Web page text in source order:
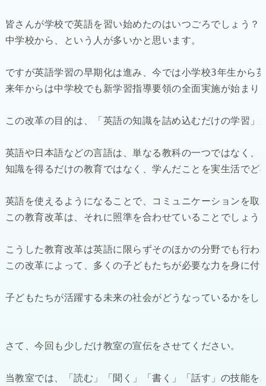
皆さんが学校で英語を習い始めたのはいつごろでしょう？
中学校から、という人が多いかと思います。
ですが英語学習の早期化は進み、今では小学校3年生から
来年からは中学校でも新学習指導要領の全面実施が始ま
この改革の目的は、「英語の知識を詰め込むだけの学習
英語や日本語などの言語は、単なる教科の一つではなく
知識を得るだけの教育ではなく、学んだことを実生活で
英語を使えるようになることで、コミュニケーションを
この教育改革は、それに照準を合わせていることでしょう
こうした教育改革は英語に限らずそのほかの分野でも行わ
この改革によって、多くの子どもたちが必要な力を身に
子どもたちが活躍する未来の社会がどうなっているかを
さて、今回も少しだけ教室の宣伝をさせてください。
当教室では、「読む」「聞く」「書く」「話す」の技能